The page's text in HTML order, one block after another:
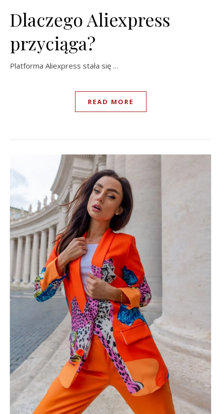
Dlaczego Aliexpress
przyciąga?
Platforma Aliexpress stała się …
READ MORE